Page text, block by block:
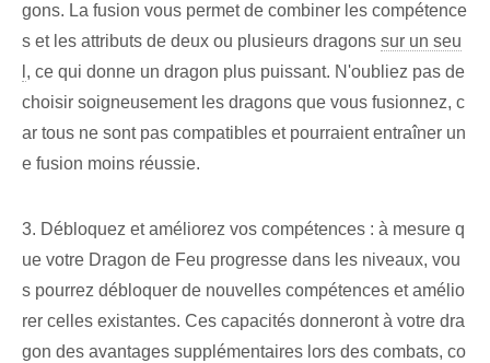
gons. La fusion vous permet de combiner les compétence
s et les attributs de deux ou plusieurs dragons sur un seu
, ce qui donne un dragon plus puissant. N'oubliez pas de
choisir soigneusement les dragons que vous fusionnez, c
ar tous ne sont pas compatibles et pourraient entraîner un
e fusion moins réussie.
3. Débloquez et améliorez vos compétences : à mesure q
ue votre Dragon de Feu progresse dans les niveaux, vou
s pourrez débloquer de nouvelles compétences et amélio
rer celles existantes. Ces capacités donneront à votre dra
gon des avantages supplémentaires lors des combats, co